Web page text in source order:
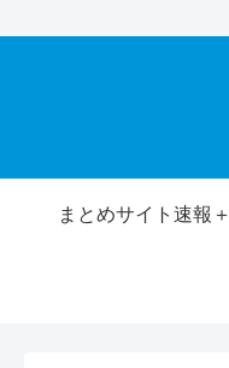
まとめサイト速報＋